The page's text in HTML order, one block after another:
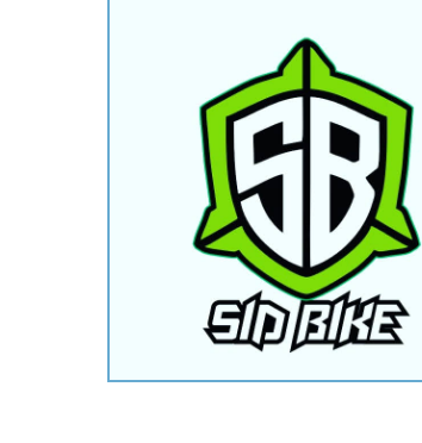
Hit enter to search or ESC to close